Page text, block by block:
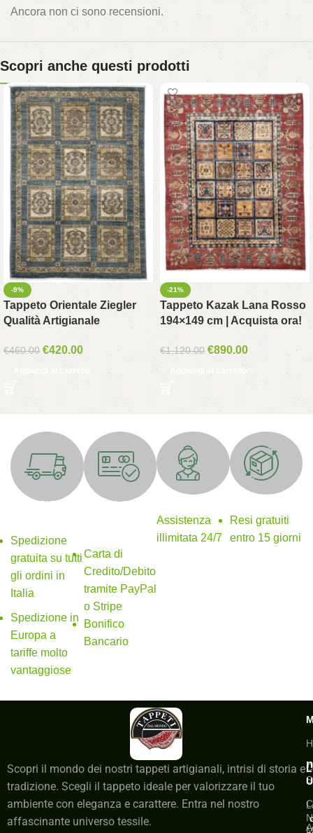
Ancora non ci sono recensioni.
Scopri anche questi prodotti
-9%
Tappeto Orientale Ziegler
Qualità Artigianale
€460.00 €420.00
Aggiungi al carrello
-21%
Tappeto Kazak Lana Rosso
194×149 cm | Acquista ora!
€1,120.00 €890.00
Aggiungi al carrello
SPEDIZIONE
Spedizione
gratuita su tutti
gli ordini in
Italia
Spedizione in
Europa a
tariffe molto
vantaggiose
Metodi di
Carta di
Credito/Debito
tramite PayPal
o Stripe
Bonifico
Bancario
Supporto 24/7
Assistenza
illimitata 24/7
Resi gratuiti
Resi gratuiti
entro 15 giorni
Scopri il mondo dei nostri tappeti artigianali, intrisi di storia e
tradizione. Scegli il tappeto ideale per valorizzare il tuo
ambiente con eleganza e carattere. Entra nel nostro
affascinante universo tessile.